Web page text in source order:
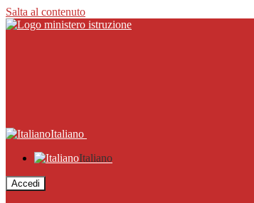
Salta al contenuto
Italiano
Italiano
Accedi